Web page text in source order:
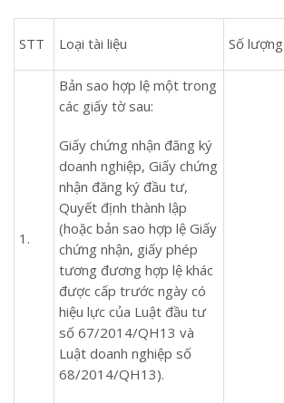
STT Loại tài liệu Số lượng
1.
Bản sao hợp lệ một trong
các giấy tờ sau:
Giấy chứng nhận đăng ký
doanh nghiệp, Giấy chứng
nhận đăng ký đầu tư,
Quyết định thành lập
(hoặc bản sao hợp lệ Giấy
chứng nhận, giấy phép
tương đương hợp lệ khác
được cấp trước ngày có
hiệu lực của Luật đầu tư
số 67/2014/QH13 và
Luật doanh nghiệp số
68/2014/QH13).